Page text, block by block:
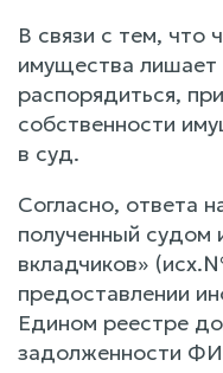
В связи с тем, что
имущества
распорядиться,
собственности
в суд.
Согласно, ответа
полученный
вкладчиков»
предоставлении
Едином реестре
задолженности